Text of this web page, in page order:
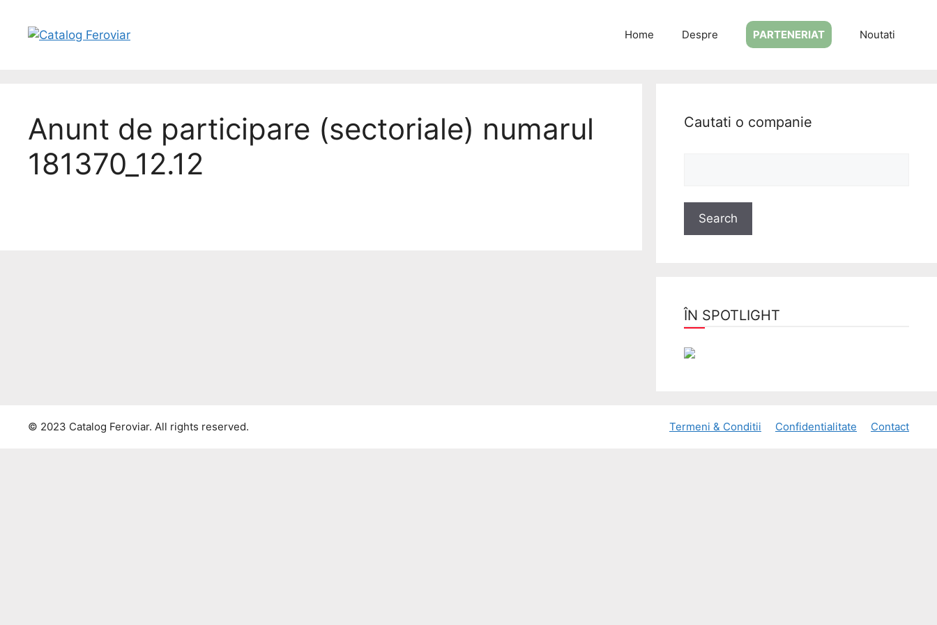
Home Despre PARTENERIAT Noutati
Anunt de participare (sectoriale) numarul
181370_12.12
Cautati o companie
ÎN SPOTLIGHT
Termeni & Conditii Confidentialitate Contact
© 2023 Catalog Feroviar. All rights reserved.